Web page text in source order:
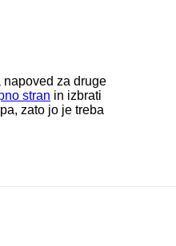
za druge
stran in izbrati
zato jo je treba